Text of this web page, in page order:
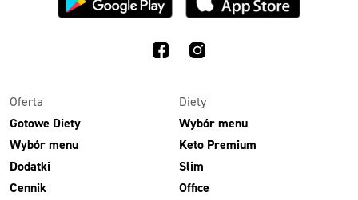
Oferta
Gotowe Diety
Wybór menu
Dodatki
Cennik
Diety
Wybór menu
Keto Premium
Slim
Office